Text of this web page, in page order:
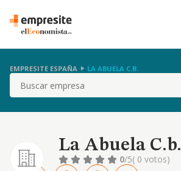
EMPRESITE ESPAÑA LA ABUELA C.B.
Buscar
La Abuela C.b.
0/5( 0 votos)